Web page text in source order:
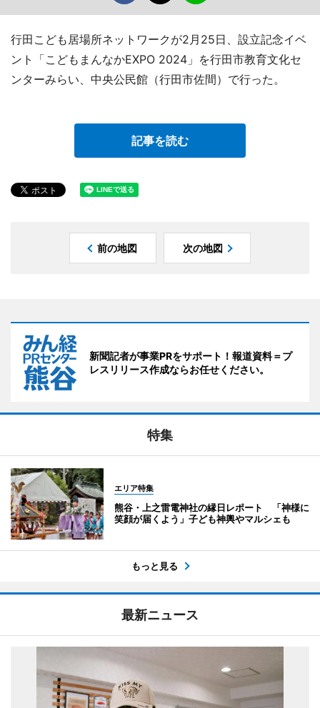
行田こども居場所ネットワークが2月25日、設立記念イベ
ント「こどもまんなかEXPO 2024」を行田市教育文化セ
ンターみらい、中央公民館（行田市佐間）で行った。
記事を読む
前の地図 次の地図
新聞記者が事業PRをサポート！報道資料＝プ
レスリリース作成ならお任せください。
特集
エリア特集
熊谷・上之雷電神社の縁日レポート 「神様に
笑顔が届くよう」子ども神輿やマルシェも
もっと見る
最新ニュース